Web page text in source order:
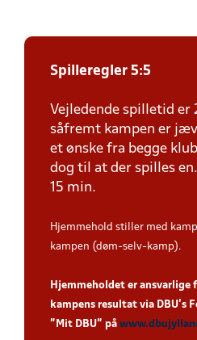
Spilleregler 5:5
Vejledende spilletid er
såfremt kampen er
et ønske fra begge
dog til at der spilles
15 min.
Hjemmehold stiller med
kampen (døm-selv-kamp).
Hjemmeholdet er ansvarlige
kampens resultat via DBU’s
”Mit DBU” på